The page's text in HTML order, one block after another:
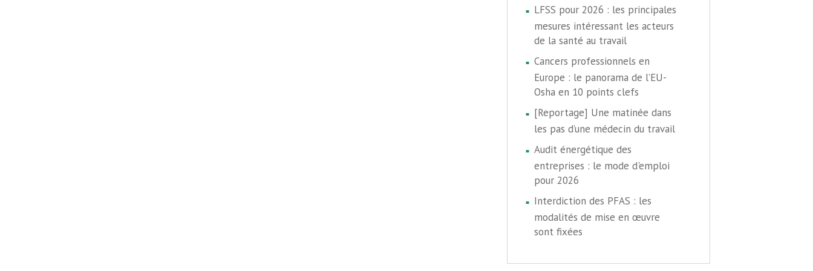
LFSS pour 2026 : les principales
mesures intéressant les acteurs
de la santé au travail
Cancers professionnels en
Europe : le panorama de l’EU-
Osha en 10 points clefs
[Reportage] Une matinée dans
les pas d’une médecin du travail
Audit énergétique des
entreprises : le mode d'emploi
pour 2026
Interdiction des PFAS : les
modalités de mise en œuvre
sont fixées